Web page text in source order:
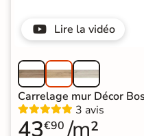
Lire la vidéo
Carrelage mur Décor
3 avis
43€90 /m²